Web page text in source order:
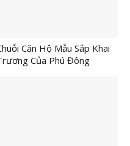
Căn Hộ Mẫu Sắp Khai
Của Phú Đông